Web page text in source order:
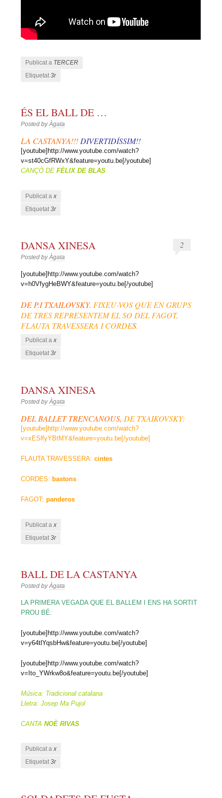
Publicat a TERCER
Etiquetat3r
ÉS EL BALL DE …
Posted byÀgata
LA CASTANYA!!!DIVERTIDÍSSIM!!
[youtube]http://www.youtube.com/watch?
v=st40cGfRWxY&feature=youtu.be[/youtube]
CANÇÓ DE FÈLIX DE BLAS
Publicat ax
Etiquetat3r
DANSA XINESA
Posted byÀgata
2
[youtube]http://www.youtube.com/watch?
v=h0VfygHeBWY&feature=youtu.be[/youtube]
DE P.I TXAILOVSKY. FIXEU-VOS QUE EN GRUPS
DE TRES REPRESENTEM EL SO DEL FAGOT,
FLAUTA TRAVESSERA I CORDES.
Publicat ax
Etiquetat3r
DANSA XINESA
Posted byÀgata
DEL BALLET TRENCANOUS, DE TXAIKOVSKY:
[youtube]http://www.youtube.com/watch?
v=xESlfyYBtMY&feature=youtu.be[/youtube]
FLAUTA TRAVESSERA:cintes
CORDES: bastons
FAGOT:panderos
Publicat ax
Etiquetat3r
BALL DE LA CASTANYA
Posted byÀgata
LA PRIMERA VEGADA QUE EL BALLEM I ENS HA SORTIT
PROU BÉ:
[youtube]http://www.youtube.com/watch?
v=y64tlYqsbHw&feature=youtu.be[/youtube]
[youtube]http://www.youtube.com/watch?
v=Ito_YWrkw8o&feature=youtu.be[/youtube]
Música: Tradicional catalana
Lletra: Josep Ma Pujol
CANTA NOÈ RIVAS
Publicat ax
Etiquetat3r